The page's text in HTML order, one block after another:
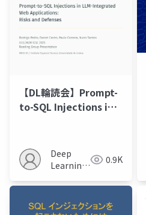
【DL輪読会】Prompt-
to-SQL Injections in
and Defenses
Deep
Learning
0.9K